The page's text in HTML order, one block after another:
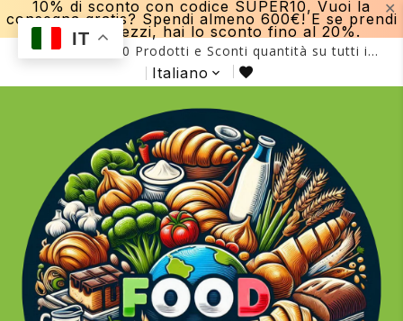
✕
10% di sconto con codice SUPER10, Vuoi la
consegna gratis? Spendi almeno 600€! E se prendi
più di 15 pezzi, hai lo sconto fino al 20%.
Più di 2000 Prodotti e Sconti quantità su tutti i
prodotti fino al -20%!
Italiano
IT